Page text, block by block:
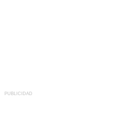
PUBLICIDAD